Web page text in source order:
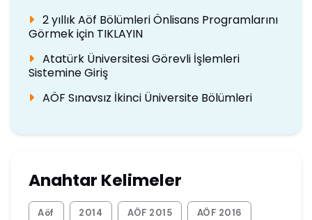
2 yıllık Aöf Bölümleri Önlisans Programlarını
Görmek için TIKLAYIN
Atatürk Üniversitesi Görevli İşlemleri
Sistemine Giriş
AÖF Sınavsız İkinci Üniversite Bölümleri
Anahtar Kelimeler
Aöf 2014 AÖF 2015 AÖF 2016